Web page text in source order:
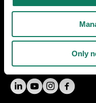
Only
Early design
ENVI-met
linkedinyoutubeinstagram